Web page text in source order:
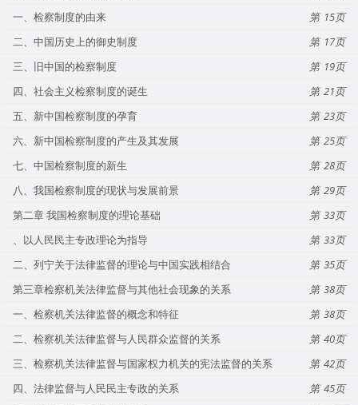
一、检察制度的由来
15
二、中国历史上的御史制度
17
三、旧中国的检察制度
19
四、社会主义检察制度的诞生
21
五、新中国检察制度的孕育
23
六、新中国检察制度的产生及其发展
25
七、中国检察制度的新生
28
八、我国检察制度的现状与发展前景
29
第二章 我国检察制度的理论基础
33
、以人民民主专政理论为指导
33
二、列宁关于法律监督的理论与中国实践相结合
35
第三章检察机关法律监督与其他社会现象的关系
38
一、检察机关法律监督的概念和特征
38
二、检察机关法律监督与人民群众监督的关系
40
三、检察机关法律监督与国家权力机关的宪法监督的关系
42
四、法律监督与人民民主专政的关系
45